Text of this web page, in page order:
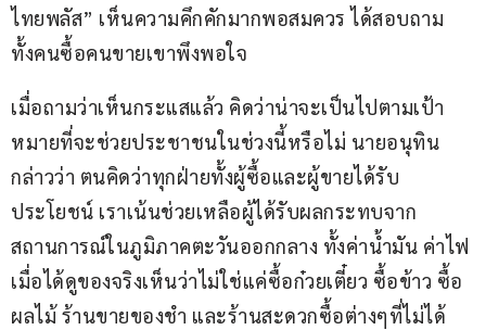
ไทยพลัส” เห็นความคึกคักมากพอสมควร ได้สอบถาม
ทั้งคนซื้อคนขายเขาพึงพอใจ
เมื่อถามว่าเห็นกระแสแล้ว คิดว่าน่าจะเป็นไปตามเป้า
หมายที่จะช่วยประชาชนในช่วงนี้หรือไม่ นายอนุทิน
กล่าวว่า ตนคิดว่าทุกฝ่ายทั้งผู้ซื้อและผู้ขายได้รับ
ประโยชน์ เราเน้นช่วยเหลือผู้ได้รับผลกระทบจาก
สถานการณ์ในภูมิภาคตะวันออกกลาง ทั้งค่าน้ำมัน ค่าไฟ
เมื่อได้ดูของจริงเห็นว่าไม่ใช่แค่ซื้อก๋วยเตี๋ยว ซื้อข้าว ซื้อ
ผลไม้ ร้านขายของชำ และร้านสะดวกซื้อต่างๆที่ไม่ได้